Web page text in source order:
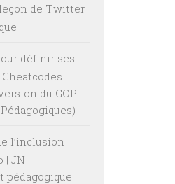
de Twitter
définir ses
du GOP
l’inclusion
| JN
pédagogique :